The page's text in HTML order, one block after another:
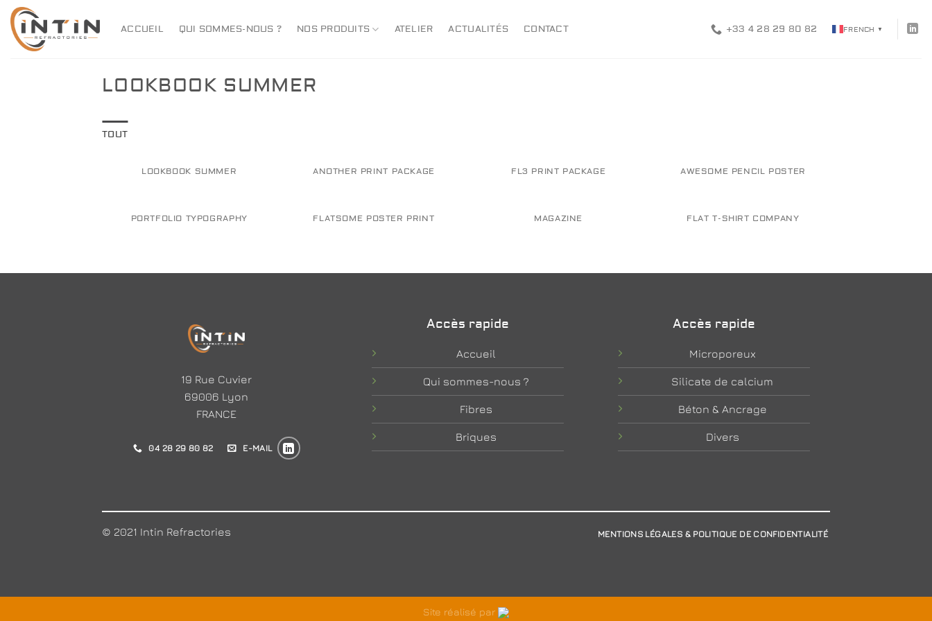
Passer
au
contenu
ACCUEIL QUI SOMMES-NOUS ? NOS PRODUITS ATELIER ACTUALITÉS CONTACT +33 4 28 29 80 82 FRENCH ▼
LOOKBOOK SUMMER
TOUT
LOOKBOOK SUMMER ANOTHER PRINT PACKAGE FL3 PRINT PACKAGE AWESOME PENCIL POSTER
PORTFOLIO TYPOGRAPHY FLATSOME POSTER PRINT MAGAZINE FLAT T-SHIRT COMPANY
19 Rue Cuvier
69006 Lyon
FRANCE
04 28 29 80 82 E-MAIL
Accès rapide
Accueil
Qui sommes-nous ?
Fibres
Briques
Accès rapide
Microporeux
Silicate de calcium
Béton & Ancrage
Divers
© 2021 Intin Refractories MENTIONS LÉGALES & POLITIQUE DE CONFIDENTIALITÉ
Site réalisé par